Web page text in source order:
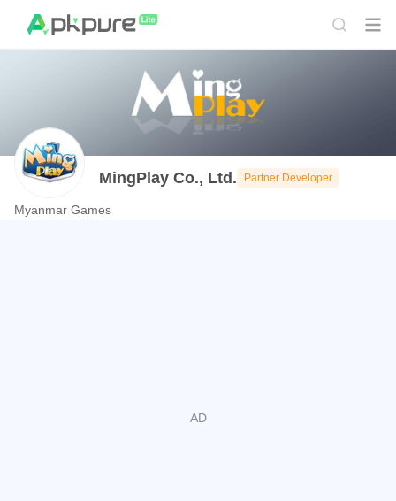
MingPlay Co., Ltd. Partner Developer
Myanmar Games